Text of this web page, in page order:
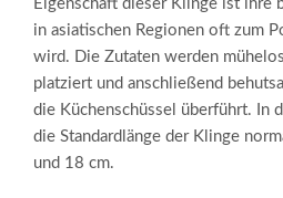
Eigenschaft dieser Klinge ist ihre
in asiatischen Regionen oft zum
wird. Die Zutaten werden
platziert und anschließend
die Küchenschüssel überführt. In
die Standardlänge der Klinge
und 18 cm.